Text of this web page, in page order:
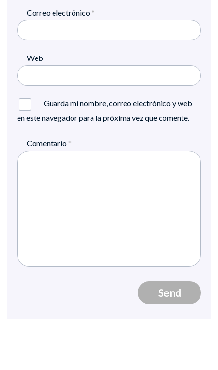
Correo electrónico *
Web
Guarda mi nombre, correo electrónico y web
en este navegador para la próxima vez que comente.
Comentario *